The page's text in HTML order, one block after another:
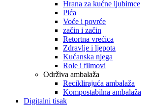
Hrana za kućne ljubimce
Pića
Voće i povrće
začin i začin
Retortna vrećica
Zdravlje i ljepota
Kućanska njega
Role i filmovi
Održiva ambalaža
Reciklirajuća ambalaža
Kompostabilna ambalaža
Digitalni tisak